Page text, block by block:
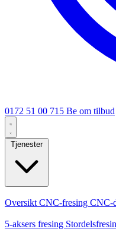
0172 51 00 715 Be om tilbud
Tjenester
Oversikt CNC-fresing CNC-
5-aksers fresing